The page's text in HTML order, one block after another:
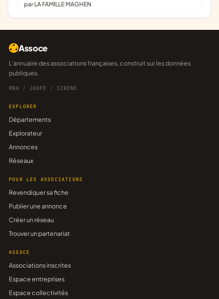
par LA FAMILLE MAGHEN
Assoce
L'annuaire des associations françaises, construit sur les données
publiques.
RNA / JOAFE / SIRENE
EXPLORER
Départements
Explorateur
Annonces
Réseaux
POUR LES ASSOCIATIONS
Revendiquer sa fiche
Publier une annonce
Créer un réseau
Trouver un partenariat
ASSOCE
Associations inscrites
Espace entreprises
Espace collectivités